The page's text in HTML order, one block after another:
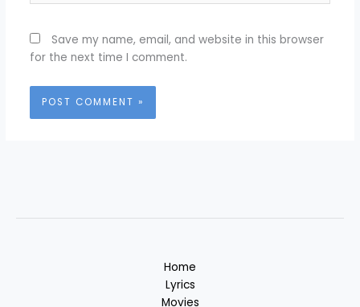
Save my name, email, and website in this browser
for the next time I comment.
Home
Lyrics
Movies